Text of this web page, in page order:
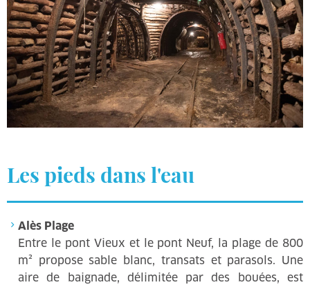
Les pieds dans l'eau
Alès Plage
Entre le pont Vieux et le pont Neuf, la plage de 800
m² propose sable blanc, transats et parasols. Une
aire de baignade, délimitée par des bouées, est